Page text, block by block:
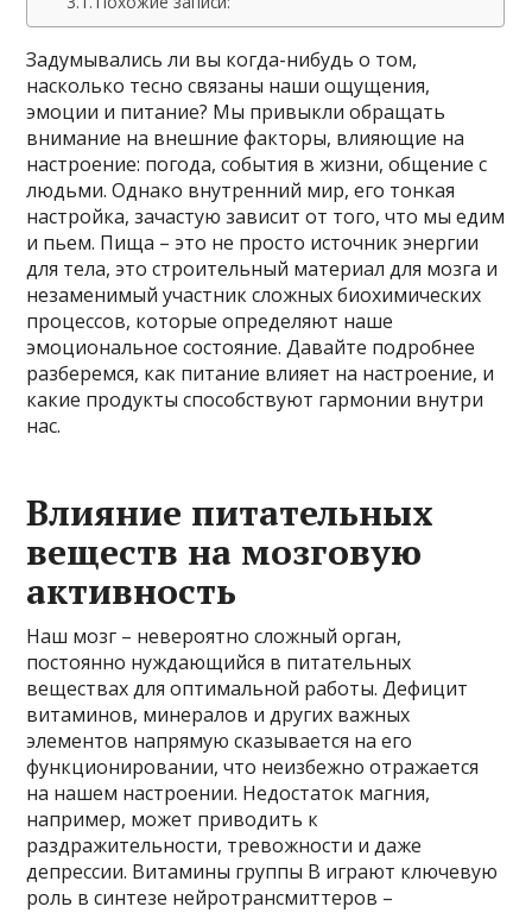
Задумывались ли вы когда-нибудь о том,
насколько тесно связаны наши ощущения,
эмоции и питание? Мы привыкли обращать
внимание на внешние факторы, влияющие на
настроение: погода, события в жизни, общение с
людьми. Однако внутренний мир, его тонкая
настройка, зачастую зависит от того, что мы едим
и пьем. Пища – это не просто источник энергии
для тела, это строительный материал для мозга и
незаменимый участник сложных биохимических
процессов, которые определяют наше
эмоциональное состояние. Давайте подробнее
разберемся, как питание влияет на настроение, и
какие продукты способствуют гармонии внутри
нас.
Влияние питательных
веществ на мозговую
активность
Наш мозг – невероятно сложный орган,
постоянно нуждающийся в питательных
веществах для оптимальной работы. Дефицит
витаминов, минералов и других важных
элементов напрямую сказывается на его
функционировании, что неизбежно отражается
на нашем настроении. Недостаток магния,
например, может приводить к
раздражительности, тревожности и даже
депрессии. Витамины группы В играют ключевую
роль в синтезе нейротрансмиттеров –